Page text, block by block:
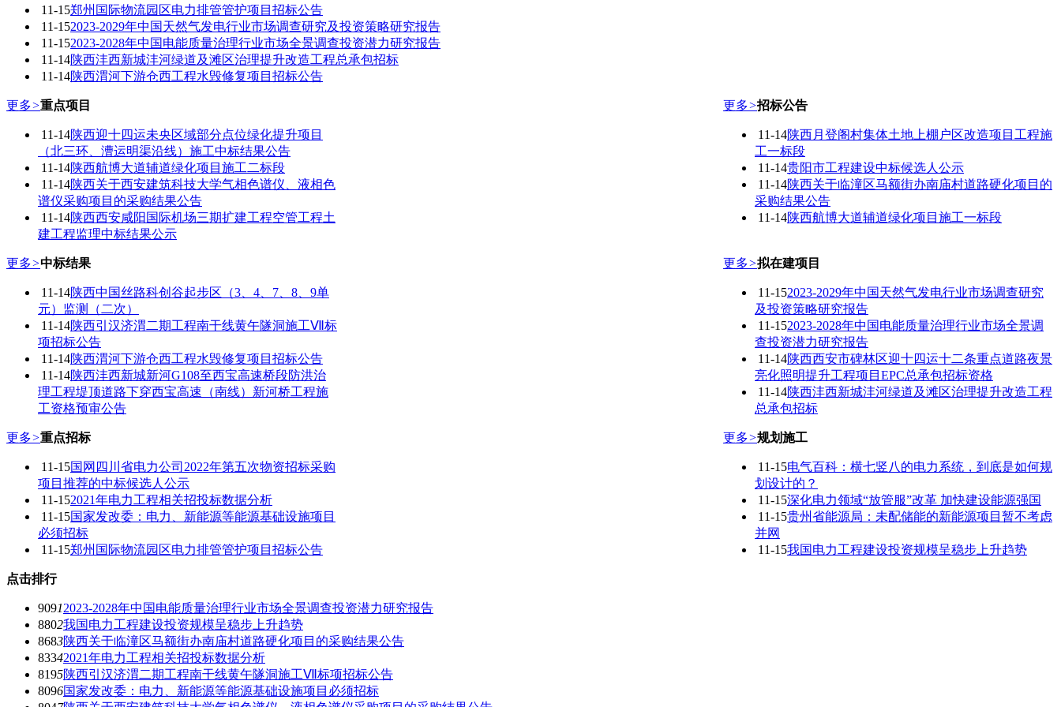
11-15郑州国际物流园区电力排管管护项目招标公告
11-152023-2029年中国天然气发电行业市场调查研究及投资策略研究报告
11-152023-2028年中国电能质量治理行业市场全景调查投资潜力研究报告
11-14陕西沣西新城沣河绿道及滩区治理提升改造工程总承包招标
11-14陕西渭河下游仓西工程水毁修复项目招标公告
更多>重点项目
11-14陕西迎十四运未央区域部分点位绿化提升项目
（北三环、漕运明渠沿线）施工中标结果公告
11-14陕西航博大道辅道绿化项目施工二标段
11-14陕西关于西安建筑科技大学气相色谱仪、液相色
谱仪采购项目的采购结果公告
11-14陕西西安咸阳国际机场三期扩建工程空管工程土
建工程监理中标结果公示
更多>招标公告
11-14陕西月登阁村集体土地上棚户区改造项目工程施
工一标段
11-14贵阳市工程建设中标候选人公示
11-14陕西关于临潼区马额街办南庙村道路硬化项目的
采购结果公告
11-14陕西航博大道辅道绿化项目施工一标段
更多>中标结果
11-14陕西中国丝路科创谷起步区（3、4、7、8、9单
元）监测（二次）
11-14陕西引汉济渭二期工程南干线黄午隧洞施工Ⅶ标
项招标公告
11-14陕西渭河下游仓西工程水毁修复项目招标公告
11-14陕西沣西新城新河G108至西宝高速桥段防洪治
理工程堤顶道路下穿西宝高速（南线）新河桥工程施
工资格预审公告
更多>拟在建项目
11-152023-2029年中国天然气发电行业市场调查研究
及投资策略研究报告
11-152023-2028年中国电能质量治理行业市场全景调
查投资潜力研究报告
11-14陕西西安市碑林区迎十四运十二条重点道路夜景
亮化照明提升工程项目EPC总承包招标资格
11-14陕西沣西新城沣河绿道及滩区治理提升改造工程
总承包招标
更多>重点招标
11-15国网四川省电力公司2022年第五次物资招标采购
项目推荐的中标候选人公示
11-152021年电力工程相关招投标数据分析
11-15国家发改委：电力、新能源等能源基础设施项目
必须招标
11-15郑州国际物流园区电力排管管护项目招标公告
更多>规划施工
11-15电气百科：横七竖八的电力系统，到底是如何规
划设计的？
11-15深化电力领域“放管服”改革 加快建设能源强国
11-15贵州省能源局：未配储能的新能源项目暂不考虑
并网
11-15我国电力工程建设投资规模呈稳步上升趋势
点击排行
90912023-2028年中国电能质量治理行业市场全景调查投资潜力研究报告
8802我国电力工程建设投资规模呈稳步上升趋势
8683陕西关于临潼区马额街办南庙村道路硬化项目的采购结果公告
83342021年电力工程相关招投标数据分析
8195陕西引汉济渭二期工程南干线黄午隧洞施工Ⅶ标项招标公告
8096国家发改委：电力、新能源等能源基础设施项目必须招标